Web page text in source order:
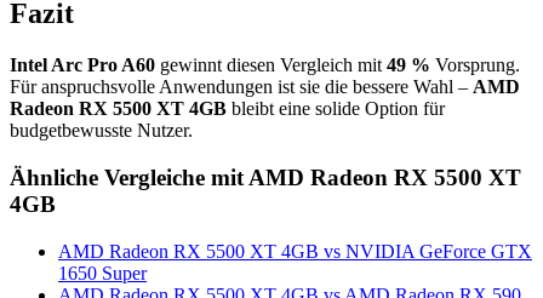
Fazit
Intel Arc Pro A60 gewinnt diesen Vergleich mit 49 % Vorsprung.
Für anspruchsvolle Anwendungen ist sie die bessere Wahl – AMD
Radeon RX 5500 XT 4GB bleibt eine solide Option für
budgetbewusste Nutzer.
Ähnliche Vergleiche mit AMD Radeon RX 5500 XT
4GB
AMD Radeon RX 5500 XT 4GB vs NVIDIA GeForce GTX
1650 Super